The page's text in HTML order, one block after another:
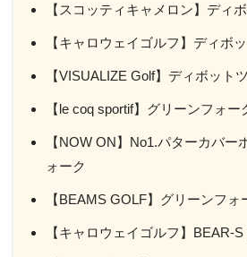
【スコッティキャメロン】ディ
【キャロウェイゴルフ】ディボ
【VISUALIZE Golf】ディボット
【le coq sportif】グリーンフォ
【NOW ON】No1.パターカバー
ォーク
【BEAMS GOLF】グリーンフォ
【キャロウェイゴルフ】BEAR-